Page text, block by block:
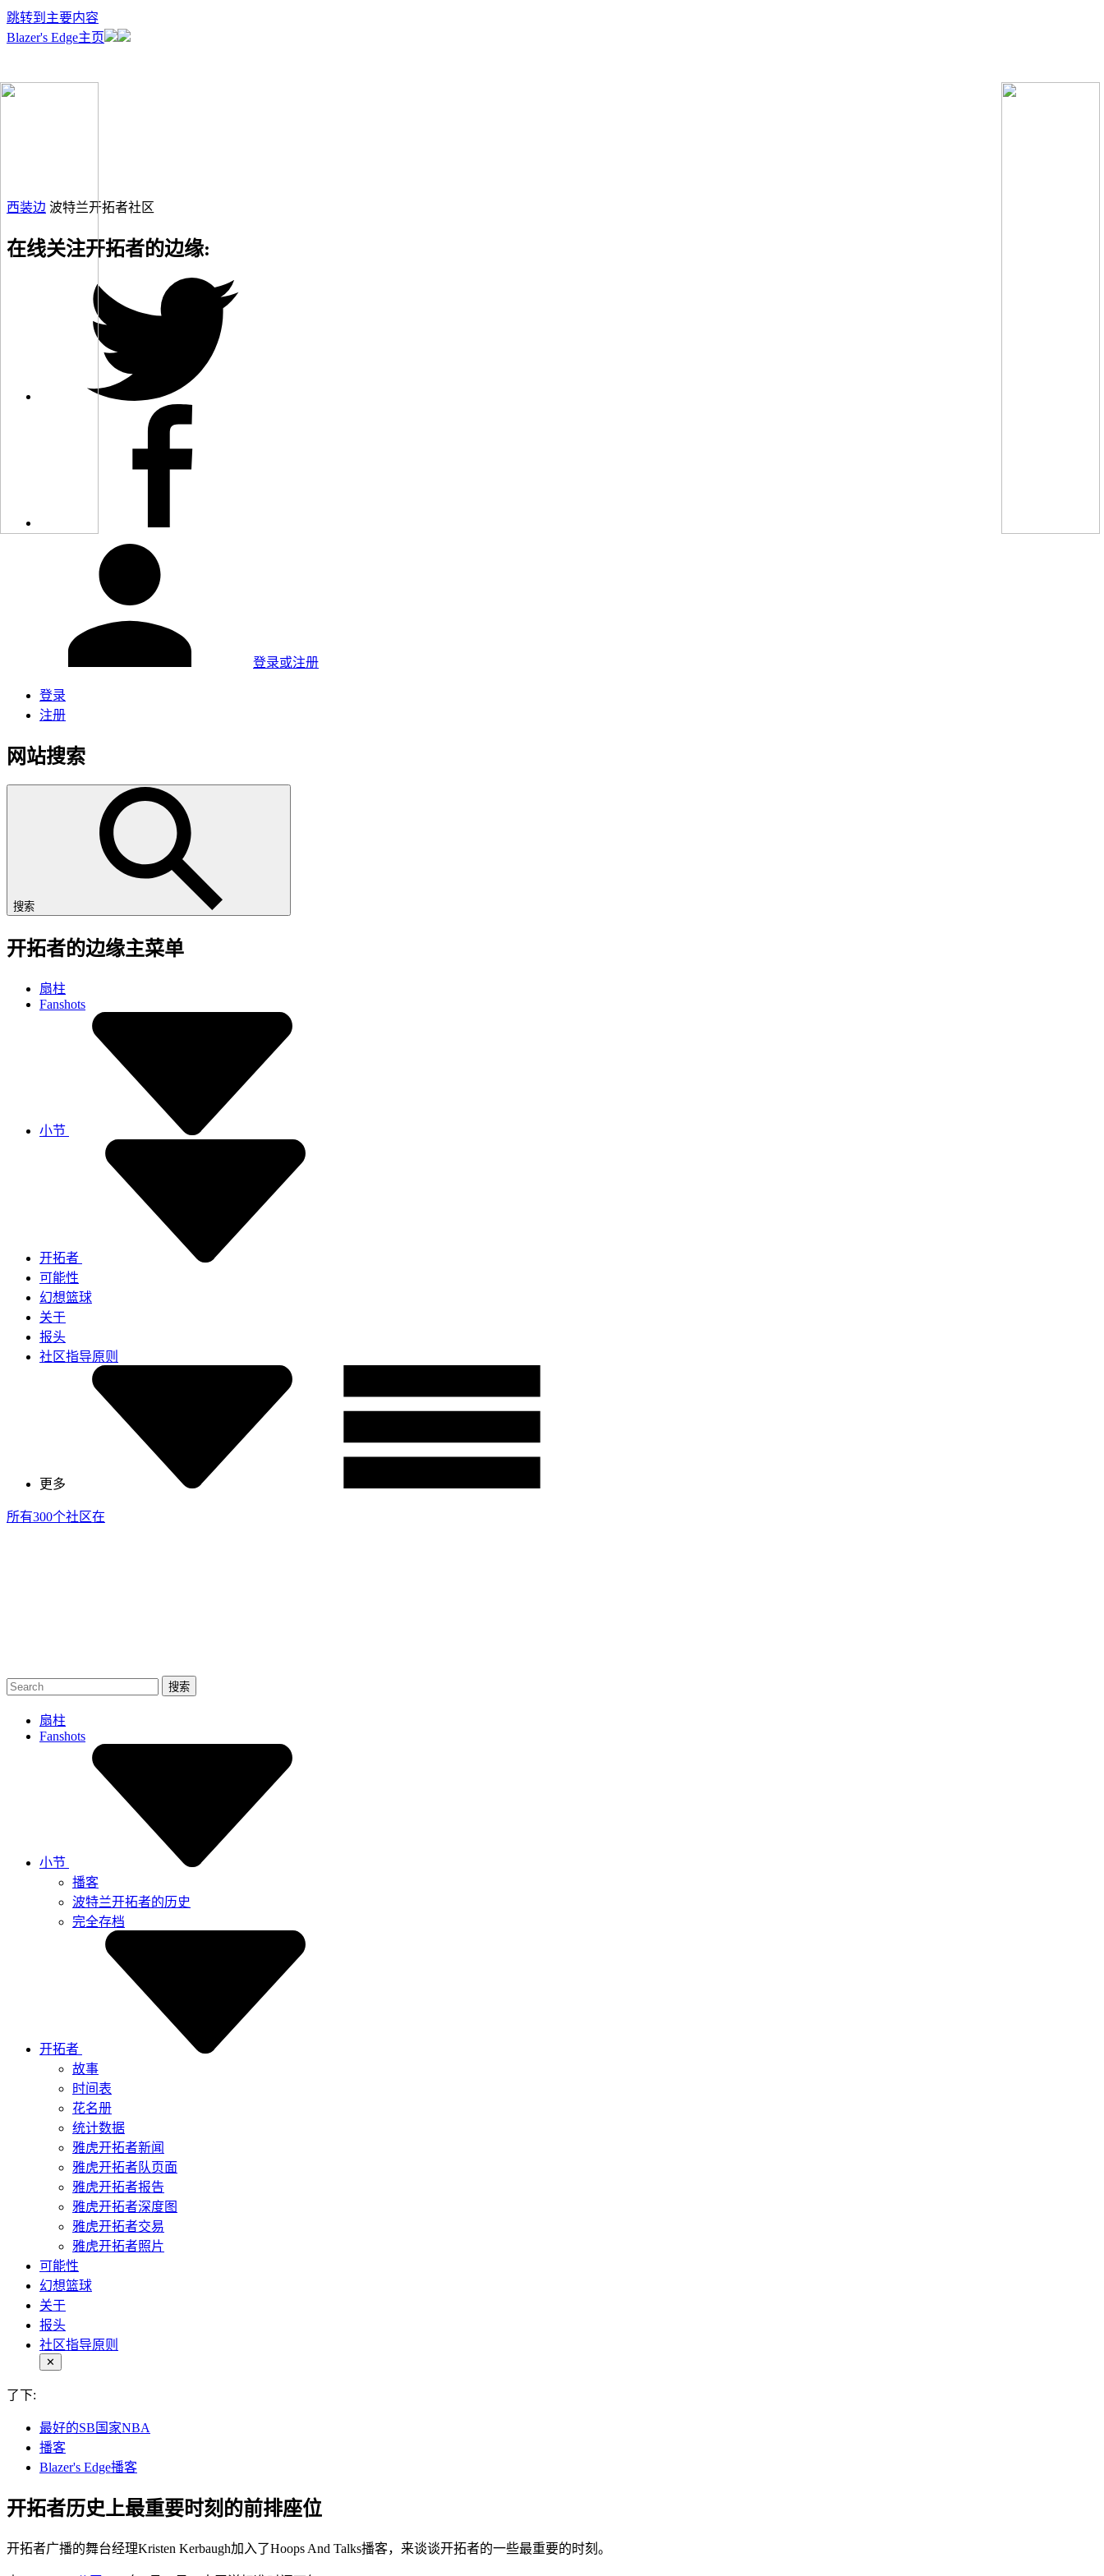
跳转到主要内容
Blazer's Edge主页
西装边 波特兰开拓者社区
在线关注开拓者的边缘:
登录或注册
登录
注册
网站搜索
搜索
开拓者的边缘主菜单
扇柱
Fanshots
小节
开拓者
可能性
幻想篮球
关于
报头
社区指导原则
更多
所有300个社区在
扇柱
Fanshots
小节
播客
波特兰开拓者的历史
完全存档
开拓者
故事
时间表
花名册
统计数据
雅虎开拓者新闻
雅虎开拓者队页面
雅虎开拓者报告
雅虎开拓者深度图
雅虎开拓者交易
雅虎开拓者照片
可能性
幻想篮球
关于
报头
社区指导原则
✕
了下:
最好的SB国家NBA
播客
Blazer's Edge播客
开拓者历史上最重要时刻的前排座位
开拓者广播的舞台经理Kristen Kerbaugh加入了Hoops And Talks播客，来谈谈开拓者的一些最重要的时刻。